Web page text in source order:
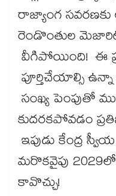
రాజ్యాంగ
రెండొంతుల
వీగిపోయింది! ఈ
పూర్తిచేయాల్సి
సంఖ్య పెంపుతో
కుదరకపోవడం
ఇపుడు కేంద్ర
మరొకవైపు
కావొచ్చు!